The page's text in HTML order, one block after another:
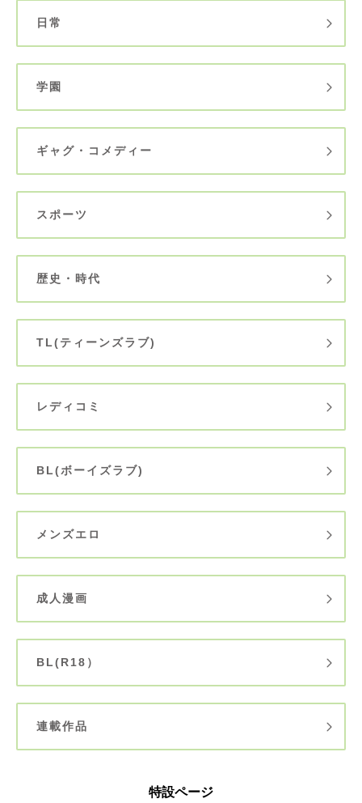
日常
学園
ギャグ・コメディー
スポーツ
歴史・時代
TL(ティーンズラブ)
レディコミ
BL(ボーイズラブ)
メンズエロ
成人漫画
BL(R18）
連載作品
特設ページ